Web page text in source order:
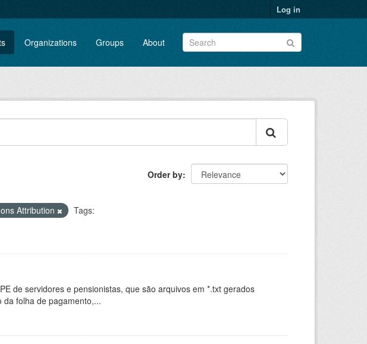
Log in
Organizations Groups About
Order by
Attribution
Tags:
de servidores e pensionistas, que são arquivos em *.txt gerados
da folha de pagamento,...